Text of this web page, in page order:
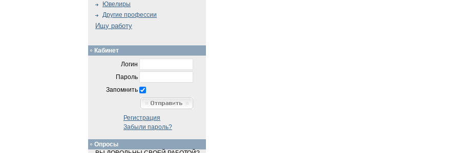
Ювелиры
Другие профессии
Ищу работу
Кабинет
Логин
Пароль
Запомнить
Регистрация
Забыли пароль?
Опросы